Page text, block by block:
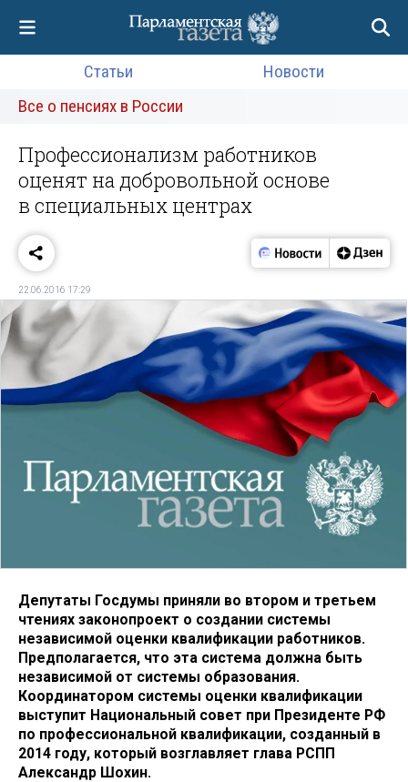
Статьи
Новости
Все о пенсиях в России
Профессионализм работников
оценят на добровольной основе
в специальных центрах
22.06.2016 17:29
Депутаты Госдумы приняли во втором и третьем
чтениях законопроект о создании системы
независимой оценки квалификации работников.
Предполагается, что эта система должна быть
независимой от системы образования.
Координатором системы оценки квалификации
выступит Национальный совет при Президенте РФ
по профессиональной квалификации, созданный в
2014 году, который возглавляет глава РСПП
Александр Шохин.